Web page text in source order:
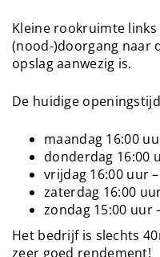
Kleine rookruimte
(nood-)doorgang naar
opslag aanwezig is.
De huidige
maandag 16:00
donderdag 16:00
vrijdag 16:00 uur
zaterdag 16:00
zondag 15:00 uur
Het bedrijf is slechts
zeer goed rendement!